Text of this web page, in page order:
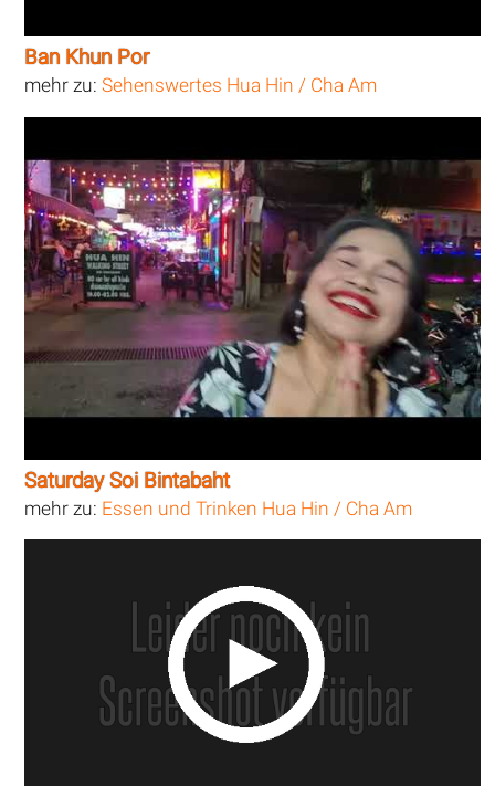
Ban Khun Por
mehr zu:Sehenswertes Hua Hin / Cha Am
Saturday Soi Bintabaht
mehr zu: Essen und Trinken Hua Hin / Cha Am